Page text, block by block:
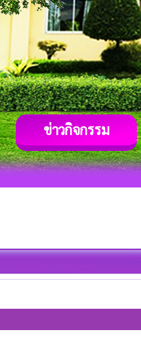
ข่าวกิจกรรม